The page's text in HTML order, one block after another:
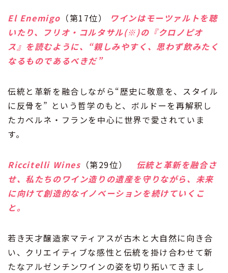
El Enemigo （第17位）
ワインはモーツァルトを聴
いたり、フリオ・コルタサル(※)の『クロノピオ
ス』を読むように、“親しみやすく、思わず飲みたく
なるものであるべきだ”
伝統と革新を融合しながら“歴史に敬意を、スタイル
に反骨を” という哲学のもと、ボルドーを再解釈し
たカベルネ・フランを中心に世界で愛されていま
す。
Riccitelli Wines （第29位） 伝統と革新を融合さ
せ、私たちのワイン造りの遺産を守りながら、未来
に向けて創造的なイノベーションを続けていくこ
と。
若き天才醸造家マティアスが古木と大自然に向き合
い、クリエイティブな感性と伝統を掛け合わせて新
たなアルゼンチンワインの姿を切り拓いてきまし